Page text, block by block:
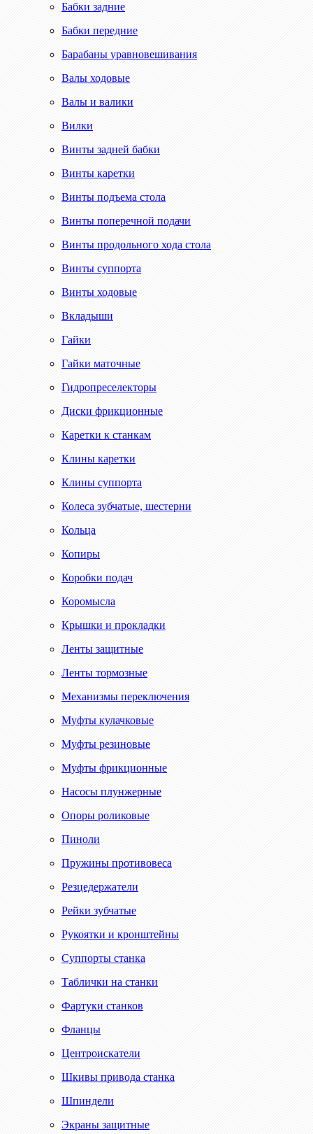
Бабки задние
Бабки передние
Барабаны уравновешивания
Валы ходовые
Валы и валики
Вилки
Винты задней бабки
Винты каретки
Винты подъема стола
Винты поперечной подачи
Винты продольного хода стола
Винты суппорта
Винты ходовые
Вкладыши
Гайки
Гайки маточные
Гидропреселекторы
Диски фрикционные
Каретки к станкам
Клины каретки
Клины суппорта
Колеса зубчатые, шестерни
Кольца
Копиры
Коробки подач
Коромысла
Крышки и прокладки
Ленты защитные
Ленты тормозные
Механизмы переключения
Муфты кулачковые
Муфты резиновые
Муфты фрикционные
Насосы плунжерные
Опоры роликовые
Пиноли
Пружины противовеса
Резцедержатели
Рейки зубчатые
Рукоятки и кронштейны
Суппорты станка
Таблички на станки
Фартуки станков
Фланцы
Центроискатели
Шкивы привода станка
Шпиндели
Экраны защитные